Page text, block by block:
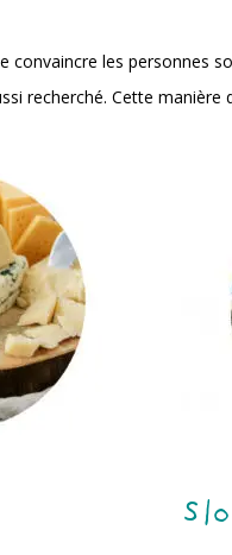
convaincre les personnes
recherché. Cette manière